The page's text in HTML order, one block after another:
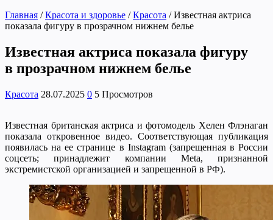
Главная / Красота и здоровье / Красота / Известная актриса
показала фигуру в прозрачном нижнем белье
Известная актриса показала фигуру
в прозрачном нижнем белье
Красота 28.07.2025 0 5 Просмотров
Известная британская актриса и фотомодель Хелен Флэнаган
показала откровенное видео. Соответствующая публикация
появилась на ее странице в Instagram (запрещенная в России
соцсеть; принадлежит компании Meta, признанной
экстремистской организацией и запрещенной в РФ).